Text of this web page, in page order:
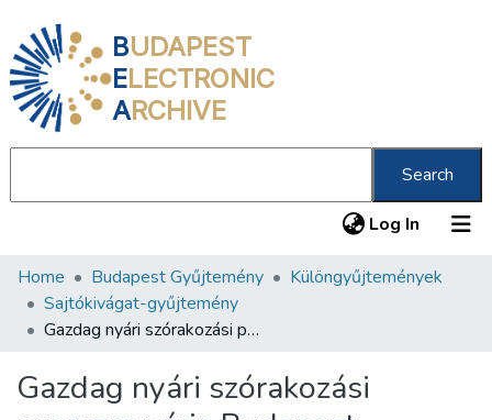
BUDAPEST
ELECTRONIC
ARCHIVE
Search
Log In (current)
Communities & Collections
All of DSpace
Home Budapest Gyűjtemény
Különgyűjtemények
Sajtókivágat-gyűjtemény
Gazdag nyári szórakozási program várja Budapest dolgozóit
Gazdag nyári szórakozási